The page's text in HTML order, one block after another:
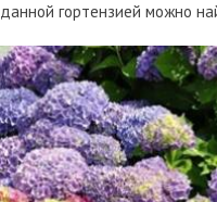
данной гортензией можно